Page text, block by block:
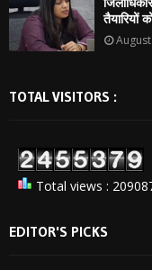
तैयारियों
TOTAL VISITORS :
Total views :
EDITOR'S PICKS